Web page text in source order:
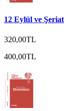
12 Eylül ve Şeriat
320,00TL
400,00TL